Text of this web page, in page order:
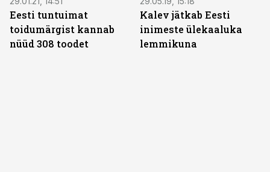
Eesti tuntuimat
toidumärgist kannab
nüüd 308 toodet
Kalev jätkab Eesti
inimeste ülekaaluka
lemmikuna